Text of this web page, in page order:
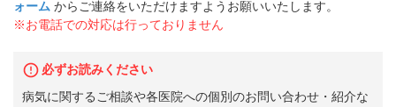
ォーム からご連絡をいただけますようお願いいたします。
※お電話での対応は行っておりません
必ずお読みください
病気に関するご相談や各医院への個別のお問い合わせ・紹介な